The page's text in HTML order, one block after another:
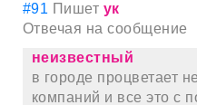
#91 Пишет ук
Отвечая на сообщение
неизвестный
в городе процветает
компаний и все это с